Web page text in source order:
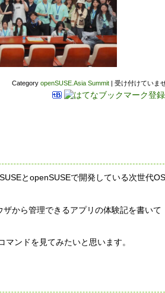
Category openSUSE.Asia Summit | 受け付けていま
とopenSUSEで開発している次世代OS
から管理できるアプリの体験記を書いて
ンドを見てみたいと思います。